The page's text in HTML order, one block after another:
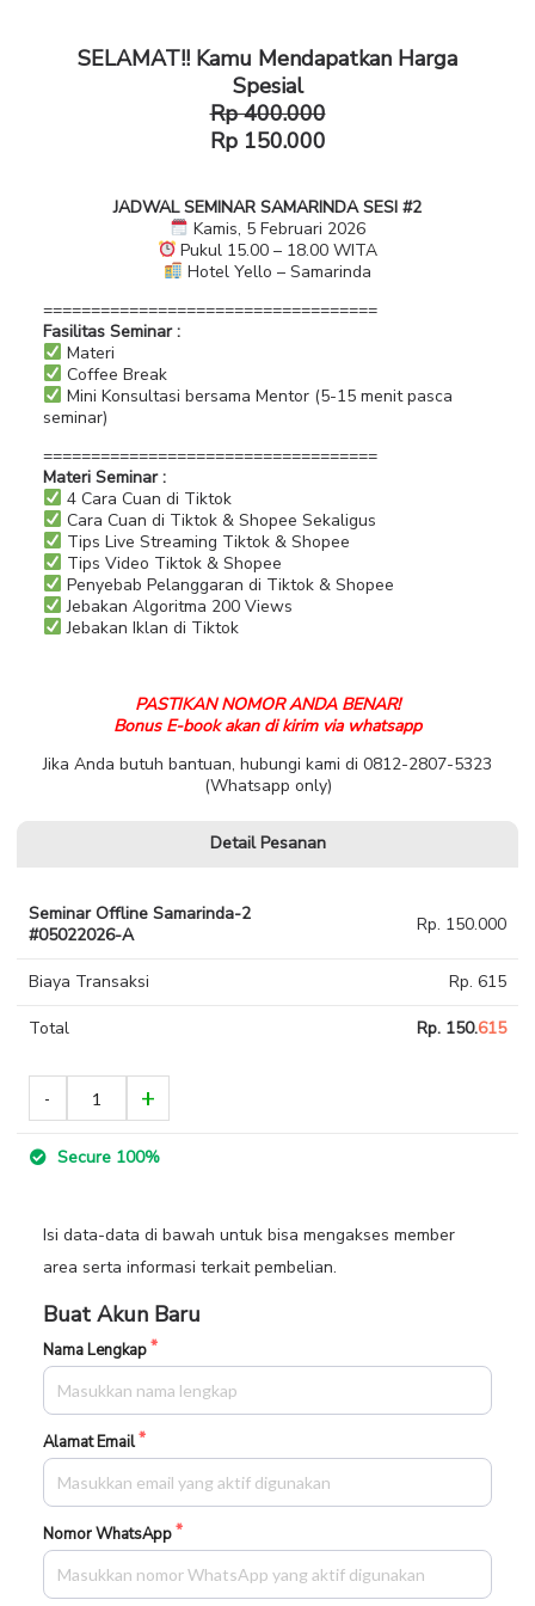
SELAMAT!! Kamu Mendapatkan Harga
Spesial
Rp 400.000
Rp 150.000
JADWAL SEMINAR SAMARINDA SESI #2
Kamis, 5 Februari 2026
Pukul 15.00 – 18.00 WITA
Hotel Yello – Samarinda
===================================
Fasilitas Seminar :
Materi
Coffee Break
Mini Konsultasi bersama Mentor (5-15 menit pasca
seminar)
===================================
Materi Seminar :
4 Cara Cuan di Tiktok
Cara Cuan di Tiktok & Shopee Sekaligus
Tips Live Streaming Tiktok & Shopee
Tips Video Tiktok & Shopee
Penyebab Pelanggaran di Tiktok & Shopee
Jebakan Algoritma 200 Views
Jebakan Iklan di Tiktok
PASTIKAN NOMOR ANDA BENAR!
Bonus E-book akan di kirim via whatsapp
Jika Anda butuh bantuan, hubungi kami di 0812-2807-5323
(Whatsapp only)
Detail Pesanan
Seminar Offline Samarinda-2
#05022026-A
Rp. 150.000
Biaya Transaksi Rp. 615
Total Rp. 150.615
Secure 100%
Isi data-data di bawah untuk bisa mengakses member
area serta informasi terkait pembelian.
Buat Akun Baru
Nama Lengkap
Alamat Email
Nomor WhatsApp